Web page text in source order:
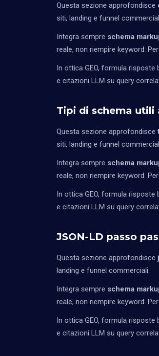
Questa sezione approfondisce
siti, landing e funnel
Integra sempre schema
reale, non riempire keyword.
In ottica GEO, formula
e citazioni LLM su query
Tipi di schema utili
Questa sezione approfondisce
siti, landing e funnel
Integra sempre schema
reale, non riempire keyword.
In ottica GEO, formula
e citazioni LLM su query
JSON-LD passo
Questa sezione approfondisce
landing e funnel commerciali.
Integra sempre schema
reale, non riempire keyword.
In ottica GEO, formula
e citazioni LLM su query